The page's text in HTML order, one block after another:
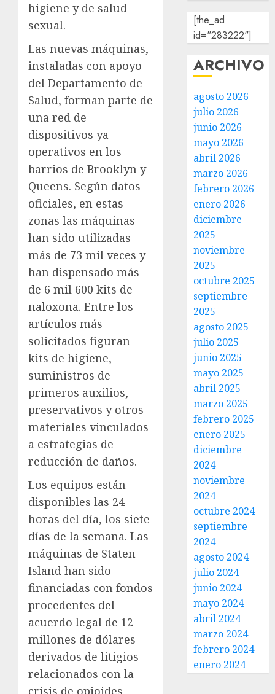
higiene y de salud
sexual.
Las nuevas máquinas,
instaladas con apoyo
del Departamento de
Salud, forman parte de
una red de
dispositivos ya
operativos en los
barrios de Brooklyn y
Queens. Según datos
oficiales, en estas
zonas las máquinas
han sido utilizadas
más de 73 mil veces y
han dispensado más
de 6 mil 600 kits de
naloxona. Entre los
artículos más
solicitados figuran
kits de higiene,
suministros de
primeros auxilios,
preservativos y otros
materiales vinculados
a estrategias de
reducción de daños.
Los equipos están
disponibles las 24
horas del día, los siete
días de la semana. Las
máquinas de Staten
Island han sido
financiadas con fondos
procedentes del
acuerdo legal de 12
millones de dólares
derivados de litigios
relacionados con la
[the_ad
id="283222"]
ARCHIVO
agosto 2026
julio 2026
junio 2026
mayo 2026
abril 2026
marzo 2026
febrero 2026
enero 2026
diciembre
2025
noviembre
2025
octubre 2025
septiembre
2025
agosto 2025
julio 2025
junio 2025
mayo 2025
abril 2025
marzo 2025
febrero 2025
enero 2025
diciembre
2024
noviembre
2024
octubre 2024
septiembre
2024
agosto 2024
julio 2024
junio 2024
mayo 2024
abril 2024
marzo 2024
febrero 2024
enero 2024